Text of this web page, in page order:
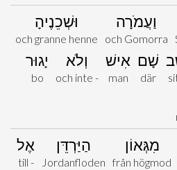
וַעֲמֹרָה
och Gomorra
וּשְׁכֵנֶיהָ
och granne henne
שָׁם
där
אִישׁ
man
וְלֹא
och inte -
יָגוּר
bo
מִגְּאוֹן
från högmod
הַיַּרְדֵּן
Jordanfloden
אֶל
till -